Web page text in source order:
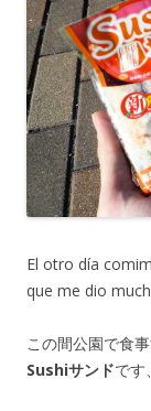
El otro día
que me dio
この間公園で食
Sushiサンドです